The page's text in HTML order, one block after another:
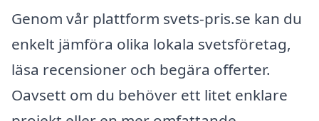
Genom vår plattform svets-pris.se kan du
enkelt jämföra olika lokala svetsföretag,
läsa recensioner och begära offerter.
Oavsett om du behöver ett litet enklare